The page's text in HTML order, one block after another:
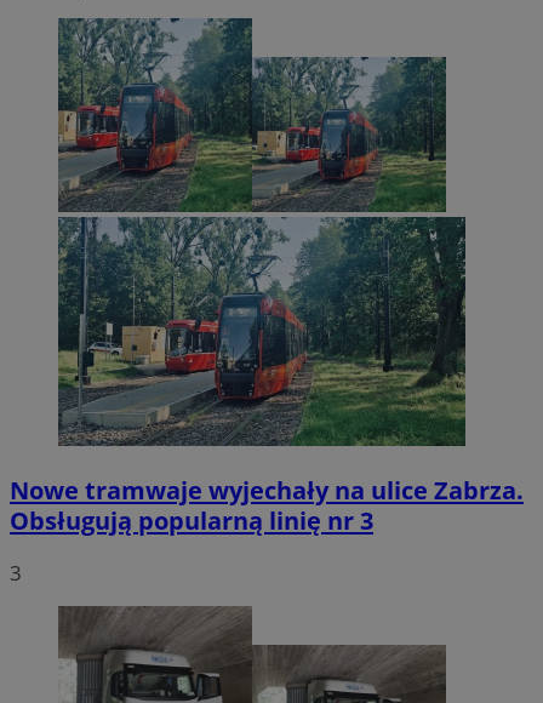
Nowe tramwaje wyjechały na ulice Zabrza.
Obsługują popularną linię nr 3
3